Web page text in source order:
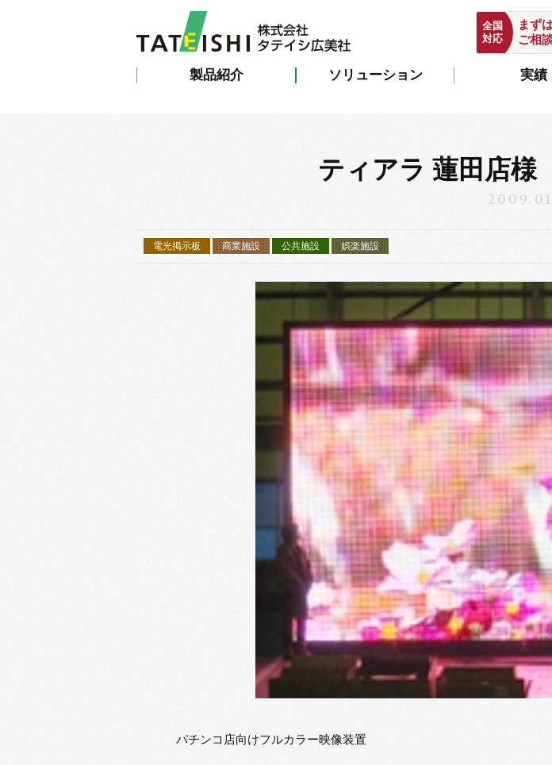
製品紹介 ソリューション 実績
まず
ご相
全国
対応
ティアラ 蓮田店
電光掲示板 商業施設 公共施設 娯楽施設
パチンコ店向けフルカラー映像装置